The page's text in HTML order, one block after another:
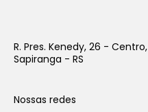
R. Pres. Kenedy, 26 - Centro,
Sapiranga - RS
Nossas redes